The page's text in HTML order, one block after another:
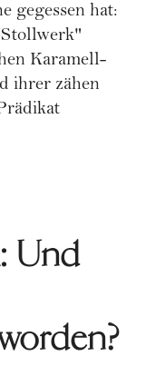
gegessen hat:
Karamell-
ihrer zähen
Und